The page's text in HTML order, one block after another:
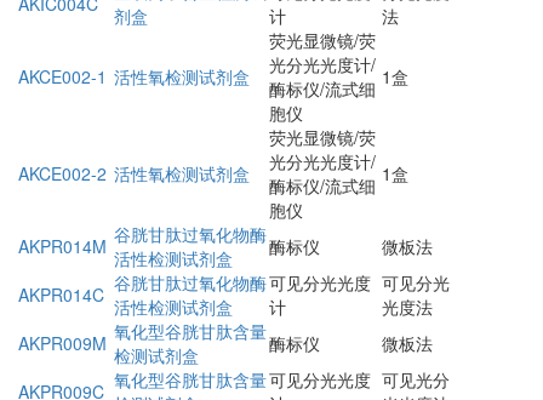
剂盒
计
法
AKCE002-1 活性氧检测试剂盒
荧光显微镜/荧
光分光光度计/
酶标仪/流式细
胞仪
1盒
AKCE002-2 活性氧检测试剂盒
荧光显微镜/荧
光分光光度计/
酶标仪/流式细
胞仪
1盒
AKPR014M 谷胱甘肽过氧化物酶
活性检测试剂盒
酶标仪
微板法
AKPR014C 谷胱甘肽过氧化物酶
活性检测试剂盒
可见分光光度
计
可见分光
光度法
AKPR009M 氧化型谷胱甘肽含量
检测试剂盒
酶标仪
微板法
AKPR009C 氧化型谷胱甘肽含量可见分光光度 可见光分